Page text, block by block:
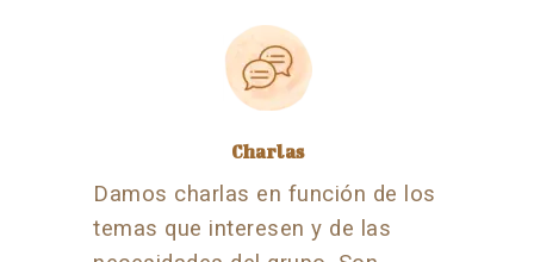
Charlas
Damos charlas en función de los
temas que interesen y de las